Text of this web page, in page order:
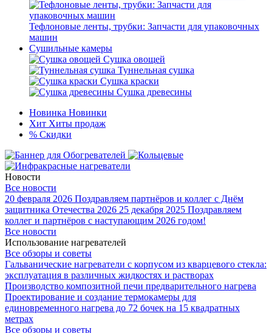
Тефлоновые ленты, трубки: Запчасти для упаковочных
машин
Сушильные камеры
Сушка овощей
Туннельная сушка
Сушка краски
Сушка древесины
Новинка Новинки
Хит Хиты продаж
% Скидки
Новости
Все новости
20 февраля 2026 Поздравляем партнёров и коллег с Днём
защитника Отечества 2026 25 декабря 2025 Поздравляем
коллег и партнёров с наступающим 2026 годом!
Все новости
Использование нагревателей
Все обзоры и советы
Гальванические нагреватели с корпусом из кварцевого стекла:
эксплуатация в различных жидкостях и растворах
Производство композитной печи предварительного нагрева
Проектирование и создание термокамеры для
единовременного нагрева до 72 бочек на 15 квадратных
метрах
Все обзоры и советы